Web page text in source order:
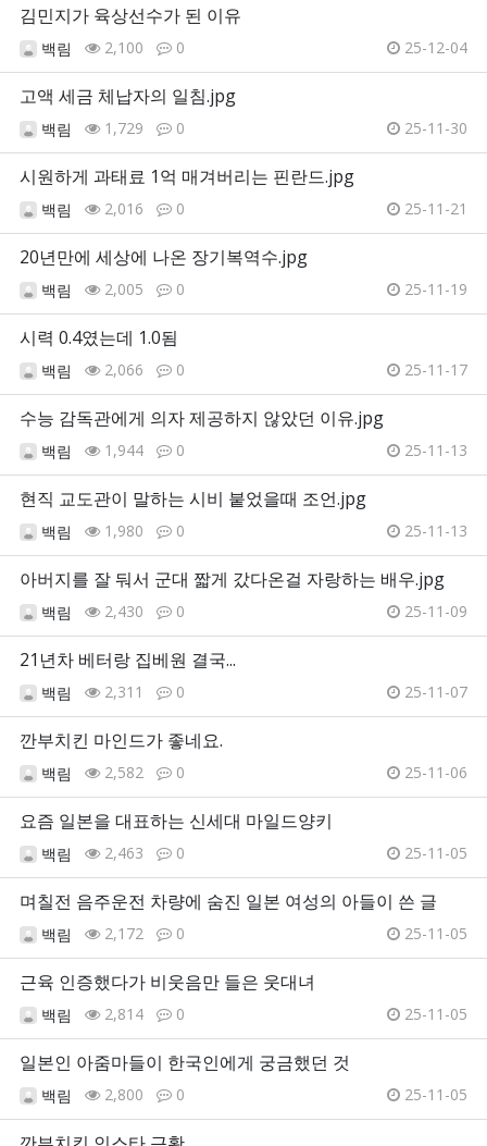
김민지가 육상선수가 된 이유
백림 2,100 0 25-12-04
고액 세금 체납자의 일침.jpg
백림 1,729 0 25-11-30
시원하게 과태료 1억 매겨버리는 핀란드.jpg
백림 2,016 0 25-11-21
20년만에 세상에 나온 장기복역수.jpg
백림 2,005 0 25-11-19
시력 0.4였는데 1.0됨
백림 2,066 0 25-11-17
수능 감독관에게 의자 제공하지 않았던 이유.jpg
백림 1,944 0 25-11-13
현직 교도관이 말하는 시비 붙었을때 조언.jpg
백림 1,980 0 25-11-13
아버지를 잘 둬서 군대 짧게 갔다온걸 자랑하는 배우.jpg
백림 2,430 0 25-11-09
21년차 베터랑 집베원 결국...
백림 2,311 0 25-11-07
깐부치킨 마인드가 좋네요.
백림 2,582 0 25-11-06
요즘 일본을 대표하는 신세대 마일드양키
백림 2,463 0 25-11-05
며칠전 음주운전 차량에 숨진 일본 여성의 아들이 쓴 글
백림 2,172 0 25-11-05
근육 인증했다가 비웃음만 들은 웃대녀
백림 2,814 0 25-11-05
일본인 아줌마들이 한국인에게 궁금했던 것
백림 2,800 0 25-11-05